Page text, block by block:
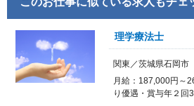
理学療法士
関東／茨城県石岡市
月給：187,000円～
り優遇・賞与年２回